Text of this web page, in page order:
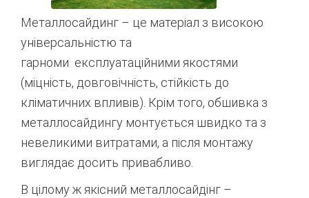
Металлосайдинг – це матеріал з високою
універсальністю та
гарноми експлуатаційними якостями
(міцність, довговічність, стійкість до
кліматичних впливів) Крім того, обшивка з
металлосайдингу монтується швидко та з
невеликими витратами, а після монтажу
виглядає досить привабливо
В ціломуж якісний металлосайдінг –